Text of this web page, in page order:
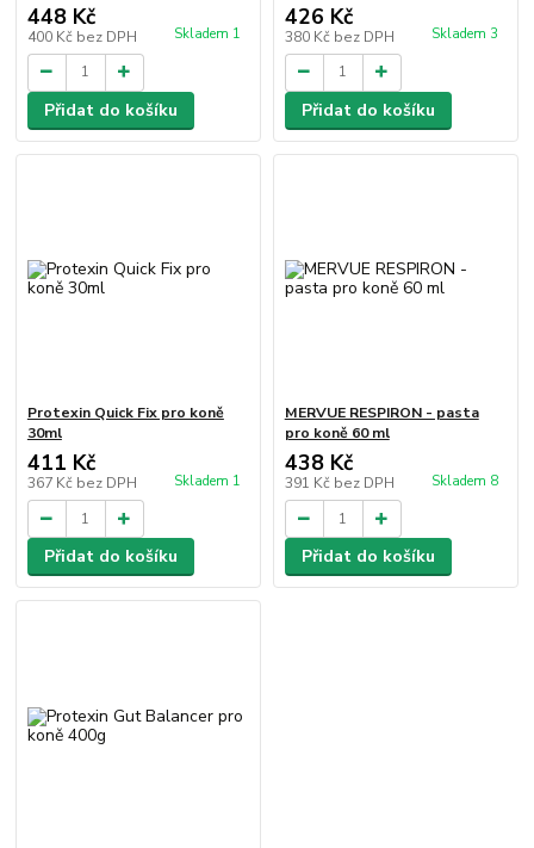
448 Kč
400 Kč bez DPH Skladem 1
Přidat do košíku
426 Kč
380 Kč bez DPH Skladem 3
Přidat do košíku
Protexin Quick Fix pro koně
30ml
411 Kč
367 Kč bez DPH Skladem 1
Přidat do košíku
MERVUE RESPIRON - pasta
pro koně 60 ml
438 Kč
391 Kč bez DPH Skladem 8
Přidat do košíku